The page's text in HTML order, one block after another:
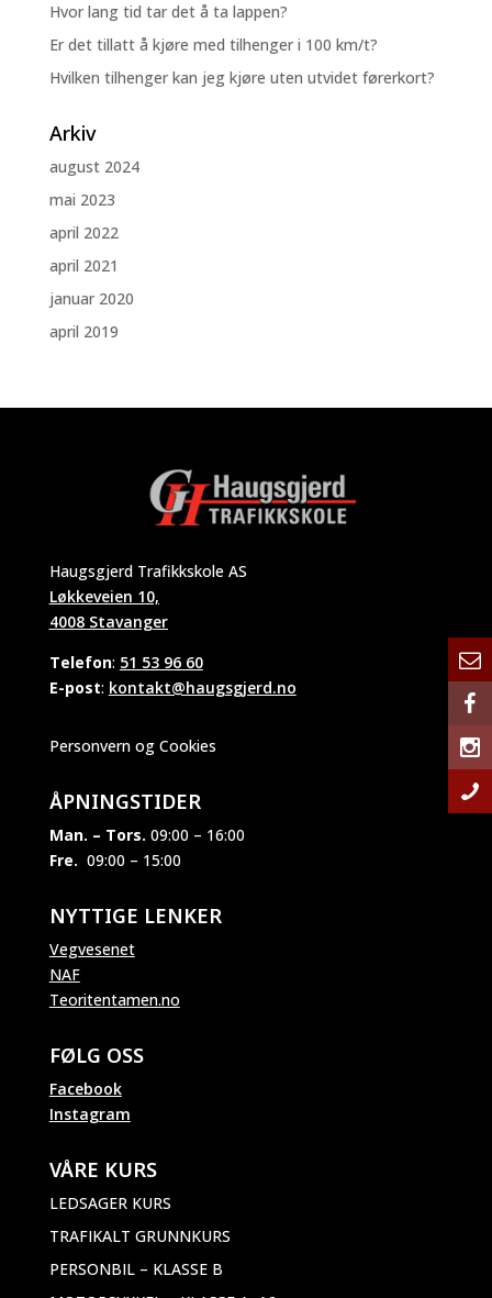
Hvor lang tid tar det å ta lappen?
Er det tillatt å kjøre med tilhenger i 100 km/t?
Hvilken tilhenger kan jeg kjøre uten utvidet førerkort?
Arkiv
august 2024
mai 2023
april 2022
april 2021
januar 2020
april 2019
Haugsgjerd Trafikkskole AS
Løkkeveien 10,
4008 Stavanger
Telefon: 51 53 96 60
E-post: kontakt@haugsgjerd.no
Personvern og Cookies
ÅPNINGSTIDER
Man. – Tors. 09:00 – 16:00
Fre. 09:00 – 15:00
NYTTIGE LENKER
Vegvesenet
NAF
Teoritentamen.no
FØLG OSS
Facebook
Instagram
VÅRE KURS
LEDSAGER KURS
TRAFIKALT GRUNNKURS
PERSONBIL – KLASSE B